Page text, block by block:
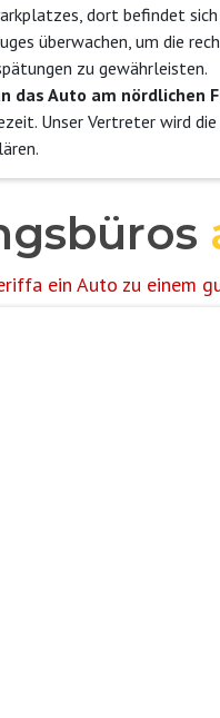
dort befindet
überwachen, um die
zu gewährleisten.
Auto am nördlichen
Unser Vertreter wird
ein Auto zu einem